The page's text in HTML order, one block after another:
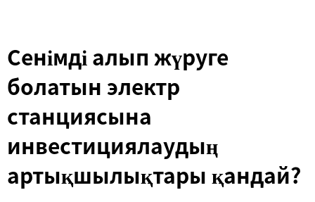
Сенімді алып жүруге
болатын электр
станциясына
инвестициялаудың
артықшылықтары қандай?